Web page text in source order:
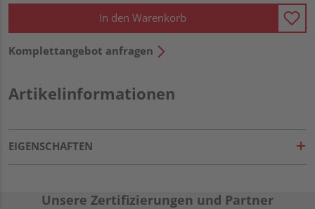
In den Warenkorb
Komplettangebot anfragen
Artikelinformationen
EIGENSCHAFTEN
Unsere Zertifizierungen und Partner